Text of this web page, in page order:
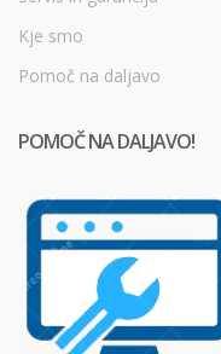
Kje smo
Pomoč na daljavo
POMOČ NA DALJAVO!